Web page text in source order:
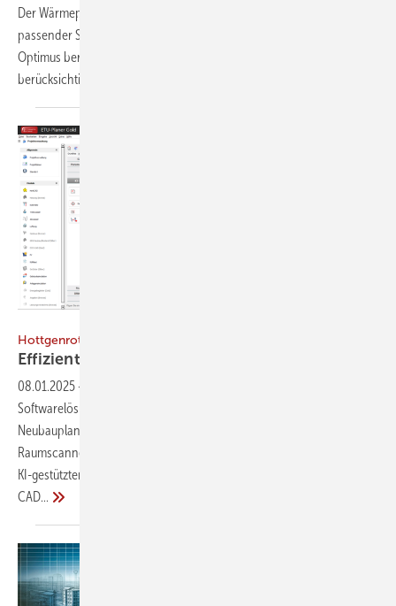
Der Wärmepumpen-Berater unterstützt Fachleute bei der Auswahl
passender Systeme. Das Add-on zur Software Energieberater und
Optimus berechnet die Heizlast nach DIN 12831 und
berücksichtigt...
Hottgenroth
Effizient
08.01.2025 -
Softwarelösungen zu nachhaltigem Bauen, energetischer
Neubauplanung und Gebäudesanierung, außerdem die innovativen
Raumscanner Hot Scan und One Shot. Dank moderner Tools wie der
KI-gestützten Grundrisserfassung Hott-KI und dem integrierten Hott
CAD...